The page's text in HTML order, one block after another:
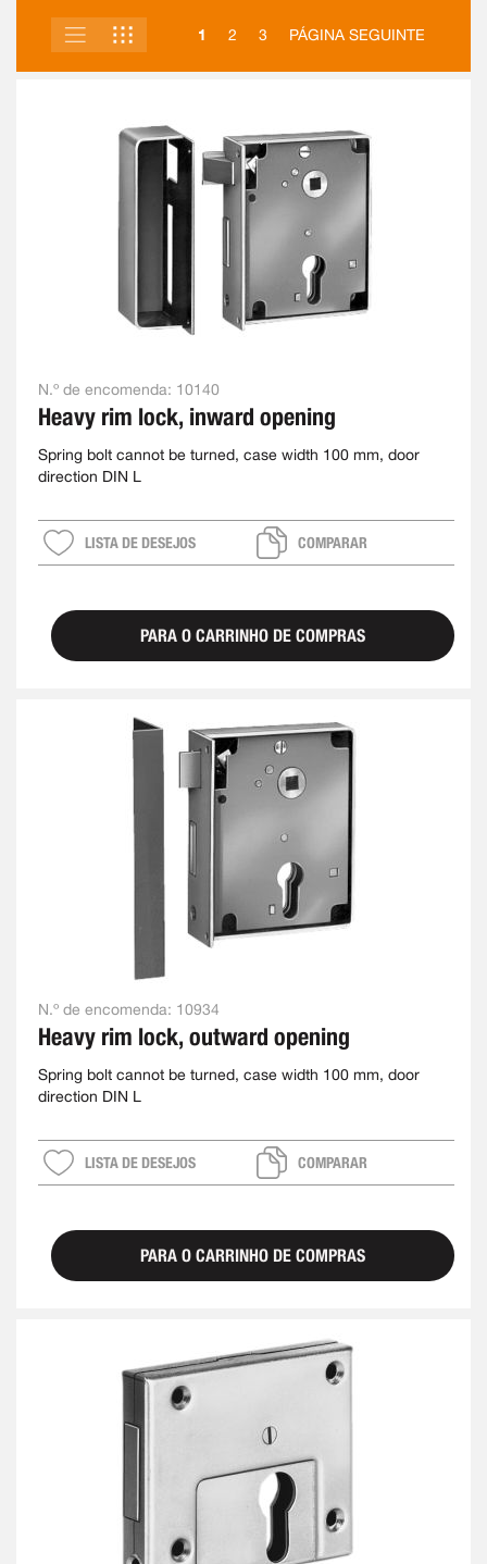
1 2 3 PÁGINA SEGUINTE
VER
COMO
LISTA
N.º de encomenda: 10140
Heavy rim lock, inward opening
Spring bolt cannot be turned, case width 100 mm, door
direction DIN L
LISTA DE DESEJOS COMPARAR
PARA O CARRINHO DE COMPRAS
N.º de encomenda: 10934
Heavy rim lock, outward opening
Spring bolt cannot be turned, case width 100 mm, door
direction DIN L
LISTA DE DESEJOS COMPARAR
PARA O CARRINHO DE COMPRAS